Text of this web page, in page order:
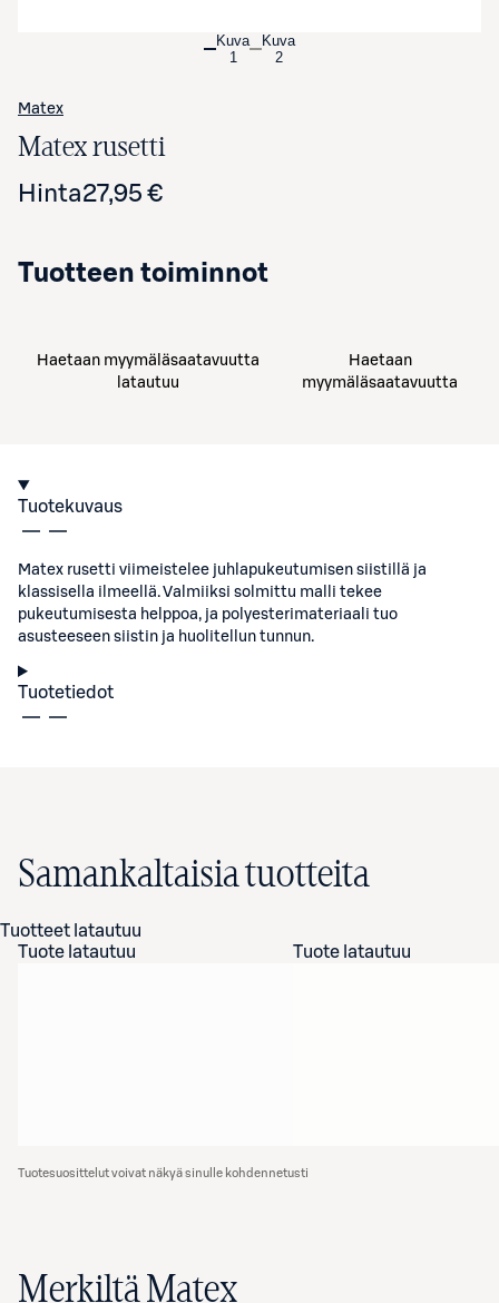
Kuva
1
Kuva
2
Matex
Matex rusetti
Hinta27,95 €
Tuotteen toiminnot
Haetaan myymäläsaatavuutta
latautuu
Haetaan
myymäläsaatavuutta
Tuotekuvaus
Matex rusetti viimeistelee juhlapukeutumisen siistillä ja
klassisella ilmeellä. Valmiiksi solmittu malli tekee
pukeutumisesta helppoa, ja polyesterimateriaali tuo
asusteeseen siistin ja huolitellun tunnun.
Tuotetiedot
Samankaltaisia tuotteita
Tuotteet latautuu
Tuote latautuu
Tuote latautuu
Tuotesuosittelut voivat näkyä sinulle kohdennetusti
Merkiltä Matex